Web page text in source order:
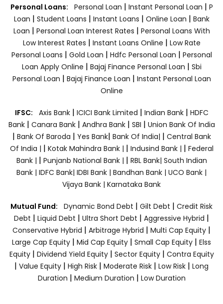
Personal Loans: Personal Loan | Instant Personal Loan | P
Loan | Student Loans | Instant Loans | Online Loan | Bank
Loan | Personal Loan Interest Rates | Personal Loans With
Low Interest Rates | Instant Loans Online | Low Rate
Personal Loans | Gold Loan | Hdfc Personal Loan | Personal
Loan Apply Online | Bajaj Finance Personal Loan | Sbi
Personal Loan | Bajaj Finance Loan | Instant Personal Loan
Online
IFSC: Axis Bank | ICICI Bank Limited | Indian Bank | HDFC
Bank| Canara Bank | Andhra Bank| SBI | Union Bank Of India
| Bank Of Baroda | Yes Bank| Bank Of India| | Central Bank
Of India | | Kotak Mahindra Bank | | Indusind Bank | | Federal
Bank | | Punjanb National Bank | | RBL Bank| South Indian
Bank | IDFC Bank| IDBI Bank | Bandhan Bank | UCO Bank |
Vijaya Bank | Karnataka Bank
Mutual Fund: Dynamic Bond Debt | Gilt Debt | Credit Risk
Debt | Liquid Debt | Ultra Short Debt | Aggressive Hybrid |
Conservative Hybrid | Arbitrage Hybrid | Multi Cap Equity |
Large Cap Equity | Mid Cap Equity | Small Cap Equity | Elss
Equity| Dividend Yield Equity| Sector Equity | Contra Equity
| Value Equity | High Risk | Moderate Risk | Low Risk | Long
Duration | Medium Duration | Low Duration